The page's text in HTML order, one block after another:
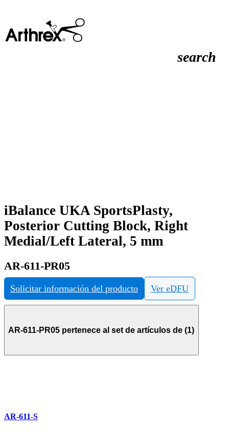
search
iBalance UKA SportsPlasty,
Posterior Cutting Block, Right
Medial/Left Lateral, 5 mm
AR-611-PR05
Solicitar información del producto Ver eDFU
AR-611-PR05 pertenece al set de artículos de (1)
AR-611-S